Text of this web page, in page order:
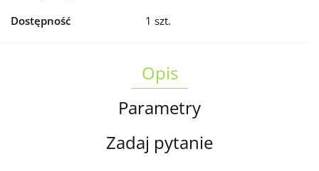
Dostępność 1 szt.
Opis
Parametry
Zadaj pytanie